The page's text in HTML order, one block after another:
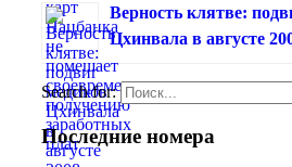
Верность клятве:
Цхинвала в августе
Search for:
Последние номера